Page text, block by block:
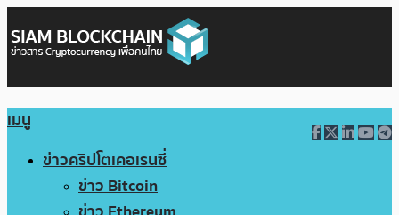
เมนู
ข่าวคริปโตเคอเรนซี่
ข่าว Bitcoin